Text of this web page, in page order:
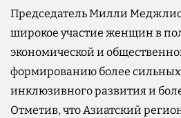
Председатель Милли
широкое участие женщин в
экономической и
формированию более сильных
инклюзивного развития и
Отметив, что Азиатский